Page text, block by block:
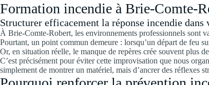
Formation incendie à Brie-Comte-
Structurer efficacement la réponse incendie dans
À Brie-Comte-Robert, les environnements professionnels sont
Pourtant, un point commun demeure : lorsqu’un départ de feu
Or, en situation réelle, le manque de repères crée souvent plus
C’est précisément pour éviter cette improvisation que nous
simplement de montrer un matériel, mais d’ancrer des réflexes